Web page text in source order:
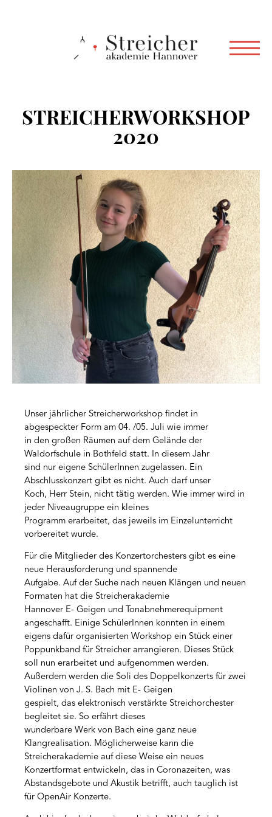
STREICHERWORKSHOP
2020
Unser jährlicher Streicherworkshop findet in
abgespeckter Form am 04. /05. Juli wie immer
in den großen Räumen auf dem Gelände der
Waldorfschule in Bothfeld statt. In diesem Jahr
sind nur eigene SchülerInnen zugelassen. Ein
Abschlusskonzert gibt es nicht. Auch darf unser
Koch, Herr Stein, nicht tätig werden. Wie immer wird in
jeder Niveaugruppe ein kleines
Programm erarbeitet, das jeweils im Einzelunterricht
vorbereitet wurde.
Für die Mitglieder des Konzertorchesters gibt es eine
neue Herausforderung und spannende
Aufgabe. Auf der Suche nach neuen Klängen und neuen
Formaten hat die Streicherakademie
Hannover E- Geigen und Tonabnehmerequipment
angeschafft. Einige SchülerInnen konnten in einem
eigens dafür organisierten Workshop ein Stück einer
Poppunkband für Streicher arrangieren. Dieses Stück
soll nun erarbeitet und aufgenommen werden.
Außerdem werden die Soli des Doppelkonzerts für zwei
Violinen von J. S. Bach mit E- Geigen
gespielt, das elektronisch verstärkte Streichorchester
begleitet sie. So erfährt dieses
wunderbare Werk von Bach eine ganz neue
Klangrealisation. Möglicherweise kann die
Streicherakademie auf diese Weise ein neues
Konzertformat entwickeln, das in Coronazeiten, was
Abstandsgebote und Akustik betrifft, auch tauglich ist
für OpenAir Konzerte.